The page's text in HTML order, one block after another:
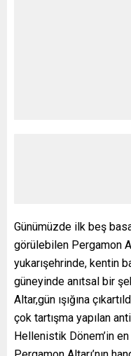
Günümüzde ilk beş
görülebilen Pergamon
yukarışehrinde, kentin
güneyinde anıtsal bir
Altar,gün ışığına
çok tartışma yapılan
Hellenistik Dönem’in